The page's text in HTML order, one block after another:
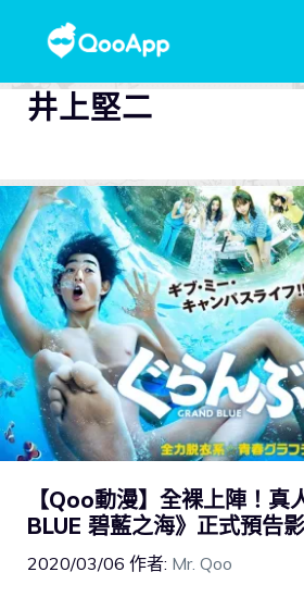
井上堅二
【Qoo動漫】全裸上陣！真
BLUE 碧藍之海》正式預告
2020/03/06 作者: Mr. Qoo